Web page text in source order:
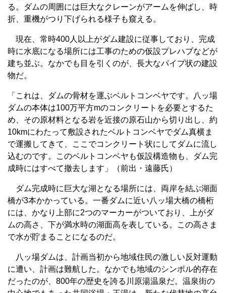
る。ダムの周囲には巨大なクレーンがアームを伸ばし、時
折、重機がつり下げられる様子も窺える。
現在、常時400人以上がダム建設に従事しており、完成
時に水底になる場所には工事のための仮設プレハブなどが
建ち並ぶ。なかでも目を引くのが、長大なパイプ状の建設
物だ。
「これは、ダムの骨材を運ぶベルトコンベヤです。八ッ場
ダムの本体は100万平方mのコンクリートを必要とするた
め、その原材料となる岩を近接の原石山から切り出し、約
10kmにわたって敷設されたベルトコンベヤでダム真横ま
で運搬してきて、ここでコンクリート状にしてダムに流し
込むのです。このベルトコンベヤも仮設構造物も、ダム完
成時にはすべて撤去します」（前出・遠藤氏）
ダム完成時に巨大な湖となる場所には、両岸を結ぶ湖面
橋が3本かかっている。一番ダムに近い八ッ場大橋の橋桁
には、かなり上部に2つのマーカーがついており、上がダ
ムの高さ、下が満水時の湖面高を表している。この高さま
で水が貯まることになるのだ。
八ッ場ダムは、計画当初から地域住民の激しい反対運動
に遭い、計画は難航した。なかでも地域のシンボル的存在
だったのが、800年の歴史を誇る川原湯温泉だ。温泉街の